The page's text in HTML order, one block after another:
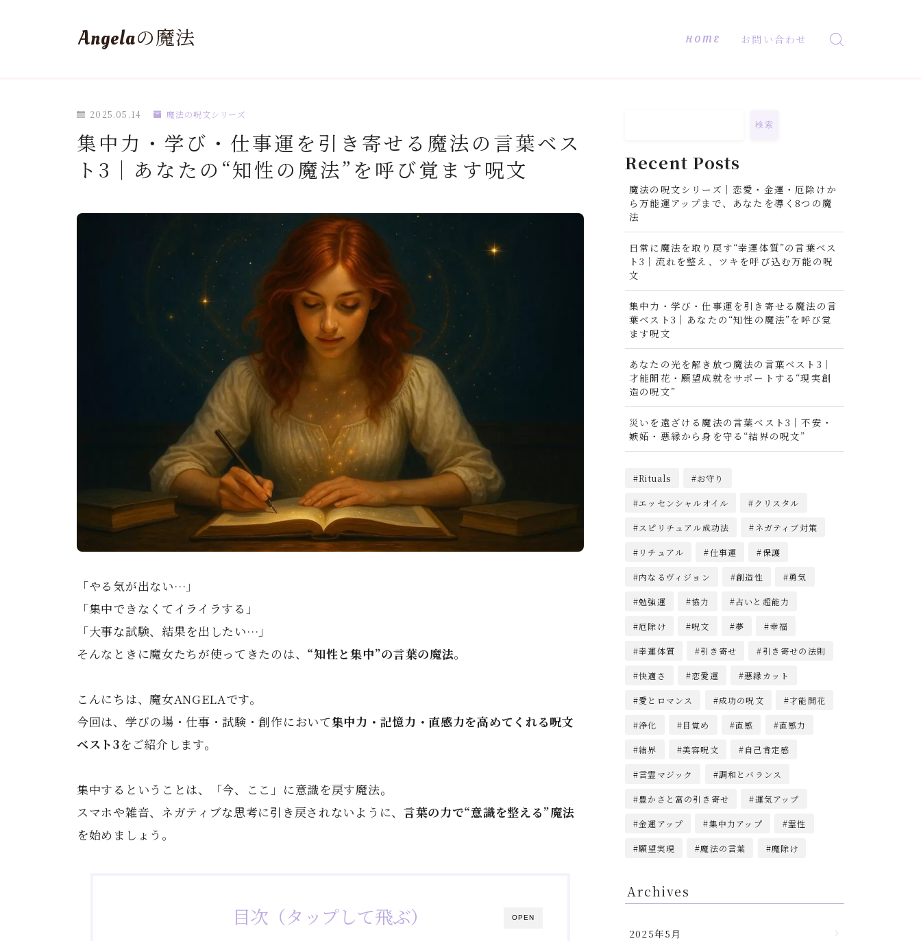
Angelaの魔法 HOME お問い合わせ
2025.05.14 魔法の呪文シリーズ
集中力・学び・仕事運を引き寄せる魔法の言葉ベス
ト3｜あなたの“知性の魔法”を呼び覚ます呪文
「やる気が出ない…」
「集中できなくてイライラする」
「大事な試験、結果を出したい…」
そんなときに魔女たちが使ってきたのは、 “知性と集中”の言葉の魔法。
こんにちは、魔女ANGELAです。
今回は、学びの場・仕事・試験・創作において集中力・記憶力・直感力を高めてくれる呪文
ベスト3をご紹介します。
集中するということは、「今、ここ」に意識を戻す魔法。
スマホや雑音、ネガティブな思考に引き戻されないように、 言葉の力で“意識を整える”魔法
を始めましょう。
OPEN
目次（タップして飛ぶ）
検索
Recent Posts
魔法の呪文シリーズ｜恋愛・金運・厄除けか
ら万能運アップまで、あなたを導く8つの魔
法
日常に魔法を取り戻す“幸運体質”の言葉ベス
ト3｜流れを整え、ツキを呼び込む万能の呪
文
集中力・学び・仕事運を引き寄せる魔法の言
葉ベスト3｜あなたの“知性の魔法”を呼び覚
ます呪文
あなたの光を解き放つ魔法の言葉ベスト3｜
才能開花・願望成就をサポートする“現実創
造の呪文”
災いを遠ざける魔法の言葉ベスト3｜不安・
嫉妬・悪縁から身を守る“結界の呪文”
Rituals お守り
エッセンシャルオイル クリスタル
スピリチュアル成功法 ネガティブ対策
リチュアル 仕事運 保護
内なるヴィジョン 創造性 勇気
勉強運 協力 占いと超能力
厄除け 呪文 夢 幸福
幸運体質 引き寄せ 引き寄せの法則
快適さ 恋愛運 悪縁カット
愛とロマンス 成功の呪文 才能開花
浄化 目覚め 直感 直感力
結界 美容呪文 自己肯定感
言霊マジック 調和とバランス
豊かさと富の引き寄せ 運気アップ
金運アップ 集中力アップ 霊性
願望実現 魔法の言葉 魔除け
Archives
2025年5月